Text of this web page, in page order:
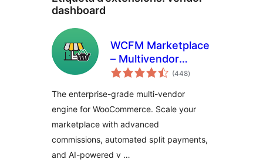
dashboard
WCFM Marketplace
– Multivendor
Marketplace for
(448puntuacions
totals
)
The enterprise-grade multi-vendor
engine for WooCommerce. Scale your
marketplace with advanced
commissions, automated split payments,
and AI-powered v …